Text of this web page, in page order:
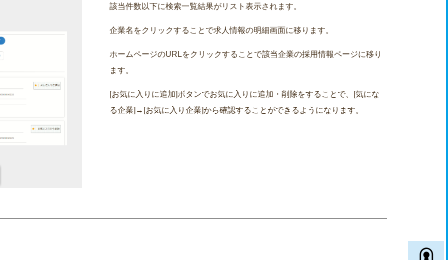
該当件数以下に検索一覧結果がリスト表示されます。
企業名をクリックすることで求人情報の明細画面に移ります。
ホームページのURLをクリックすることで該当企業の採用情報ページに移り
ます。
[お気に入りに追加]ボタンでお気に入りに追加・削除をすることで、[気にな
る企業]→[お気に入り企業]から確認することができるようになります。